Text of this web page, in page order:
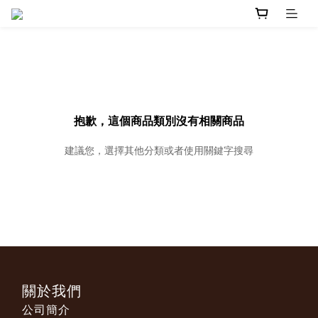
抱歉，這個商品類別沒有相關商品
建議您，選擇其他分類或者使用關鍵字搜尋
關於我們
公司簡介